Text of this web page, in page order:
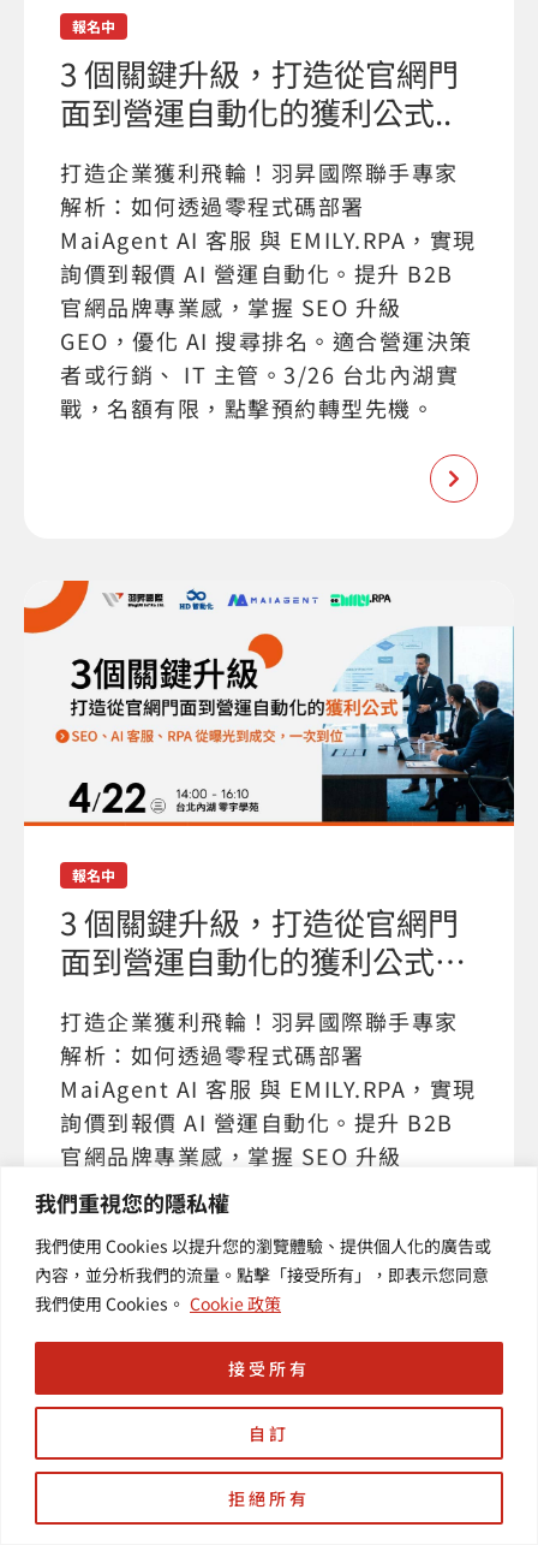
我們重視您的隱私權
我們使用 Cookies 以提升您的瀏覽體驗、提供個人化的廣告或
內容，並分析我們的流量。點擊「接受所有」，即表示您同意
我們使用 Cookies。 Cookie 政策
自訂
拒絕所有
接受所有
報名中
3 個關鍵升級，打造從官網門
面到營運自動化的獲利公式..
打造企業獲利飛輪！羽昇國際聯手專家
解析：如何透過零程式碼部署
MaiAgent AI 客服 與 EMILY.RPA，實現
詢價到報價 AI 營運自動化。提升 B2B
官網品牌專業感，掌握 SEO 升級
GEO，優化 AI 搜尋排名。適合營運決策
者或行銷、 IT 主管。3/26 台北內湖實
戰，名額有限，點擊預約轉型先機。
報名中
3 個關鍵升級，打造從官網門
面到營運自動化的獲利公式…
打造企業獲利飛輪！羽昇國際聯手專家
解析：如何透過零程式碼部署
MaiAgent AI 客服 與 EMILY.RPA，實現
詢價到報價 AI 營運自動化。提升 B2B
官網品牌專業感，掌握 SEO 升級
GEO，優化 AI 搜尋排名。適合營運決策
者或行銷、 IT 主管。3/26 台北內湖實
戰，名額有限，點擊預約轉型先機。